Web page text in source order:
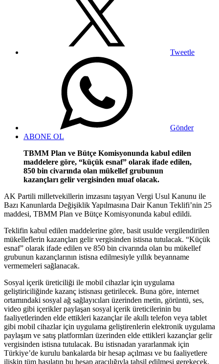
Tweetle
Gönder
ABONE OL
TBMM Plan ve Bütçe Komisyonunda kabul edilen
maddelere göre, “küçük esnaf” olarak ifade edilen,
850 bin civarında olan mükellef grubunun
kazançları gelir vergisinden muaf olacak.
AK Partili milletvekillerin imzasını taşıyan Vergi Usul Kanunu ile
Bazı Kanunlarda Değişiklik Yapılmasına Dair Kanun Teklifi’nin 25
maddesi, TBMM Plan ve Bütçe Komisyonunda kabul edildi.
Teklifin kabul edilen maddelerine göre, basit usulde vergilendirilen
mükelleflerin kazançları gelir vergisinden istisna tutulacak. “Küçük
esnaf” olarak ifade edilen ve 850 bin civarında olan bu mükellef
grubunun kazançlarının istisna edilmesiyle yıllık beyanname
vermemeleri sağlanacak.
Sosyal içerik üreticiliği ile mobil cihazlar için uygulama
geliştiriciliğinde kazanç istisnası getirilecek. Buna göre, internet
ortamındaki sosyal ağ sağlayıcıları üzerinden metin, görüntü, ses,
video gibi içerikler paylaşan sosyal içerik üreticilerinin bu
faaliyetlerinden elde ettikleri kazançlar ile akıllı telefon veya tablet
gibi mobil cihazlar için uygulama geliştirenlerin elektronik uygulama
paylaşım ve satış platformları üzerinden elde ettikleri kazançlar gelir
vergisinden istisna tutulacak. Bu istisnadan yararlanmak için
Türkiye’de kurulu bankalarda bir hesap açılması ve bu faaliyetlere
ilişkin tüm hasılatın bu hesap aracılığıyla tahsil edilmesi gerekecek.